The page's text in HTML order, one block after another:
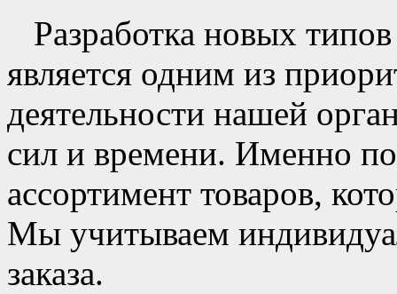
Разработка новых
является одним из
деятельности нашей
сил и времени. Именно
ассортимент товаров,
Мы учитываем
заказа.